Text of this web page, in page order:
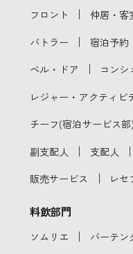
フロント ｜ 仲居・客
バトラー ｜ 宿泊予約
ベル・ドア ｜ コンシ
レジャー・アクティビ
チーフ(宿泊サービス部)
副支配人 ｜ 支配人 ｜
販売サービス ｜ レ
料飲部門
ソムリエ ｜ バーテン